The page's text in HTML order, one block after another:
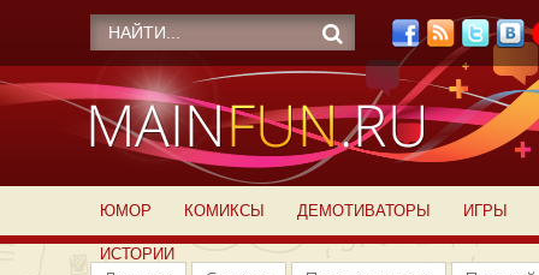
ЮМОР КОМИКСЫ ДЕМОТИВАТОРЫ ИГРЫ
ИСТОРИИ